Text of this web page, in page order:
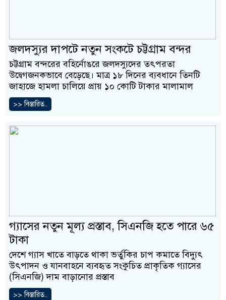
জলদস্যুর দাপটে নতুন সংকটে চট্টগ্রাম বন্দর
চট্টগ্রাম বন্দরের বহির্নোঙরে জলদস্যুদের তৎপরতা
উদ্বেগজনকভাবে বেড়েছে। মাত্র ১৮ দিনের ব্যবধানে তিনটি
জাহাজে হামলা চালিয়ে প্রায় ১০ কোটি টাকার মালামাল
>> বিস্তারিত..
গ্যাসের নতুন মূল্য প্রস্তাব, সিএনজি হতে পারে ৬৫
টাকা
দেশে গ্যাস খাতে বাড়তে থাকা ভর্তুকির চাপ কমাতে বিদ্যুৎ
উৎপাদন ও যানবাহনে ব্যবহৃত সংকুচিত প্রাকৃতিক গ্যাসের
(সিএনজি) দাম বাড়ানোর প্রস্তাব
>> বিস্তারিত..